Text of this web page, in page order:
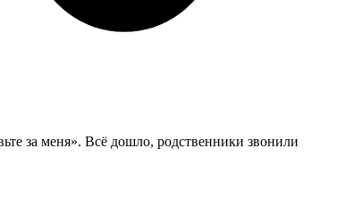
за меня». Всё дошло, родственники звонили